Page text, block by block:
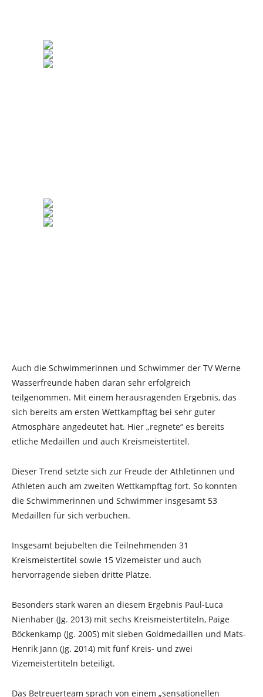
Auch die Schwimmerinnen und Schwimmer der TV Werne
Wasserfreunde haben daran sehr erfolgreich
teilgenommen. Mit einem herausragenden Ergebnis, das
sich bereits am ersten Wettkampftag bei sehr guter
Atmosphäre angedeutet hat. Hier „regnete“ es bereits
etliche Medaillen und auch Kreismeistertitel.
Dieser Trend setzte sich zur Freude der Athletinnen und
Athleten auch am zweiten Wettkampftag fort. So konnten
die Schwimmerinnen und Schwimmer insgesamt 53
Medaillen für sich verbuchen.
Insgesamt bejubelten die Teilnehmenden 31
Kreismeistertitel sowie 15 Vizemeister und auch
hervorragende sieben dritte Plätze.
Besonders stark waren an diesem Ergebnis Paul-Luca
Nienhaber (Jg. 2013) mit sechs Kreismeistertiteln, Paige
Böckenkamp (Jg. 2005) mit sieben Goldmedaillen und Mats-
Henrik Jann (Jg. 2014) mit fünf Kreis- und zwei
Vizemeistertiteln beteiligt.
Das Betreuerteam sprach von einem „sensationellen